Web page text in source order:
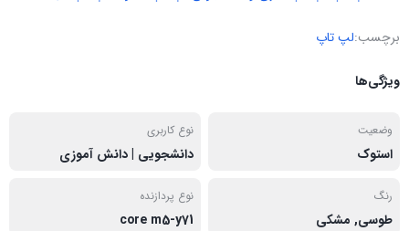
برچسب:لپ تاپ
ویژگی‌ها
وضعیت
استوک
نوع کاربری
دانشجویی | دانش آموزی
رنگ
طوسی, مشکی
نوع پردازنده
core m5-y71